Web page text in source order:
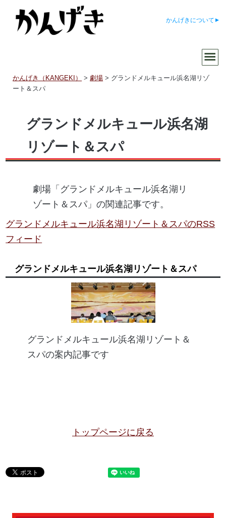
かんげきについて
かんげき（KANGEKI） >劇場 > グランドメルキュール浜名湖リゾ
ート＆スパ
グランドメルキュール浜名湖
リゾート＆スパ
劇場「グランドメルキュール浜名湖リ
ゾート＆スパ」の関連記事です。
グランドメルキュール浜名湖リゾート＆スパのRSS
フィード
グランドメルキュール浜名湖リゾート＆スパ
グランドメルキュール浜名湖リゾート＆
スパの案内記事です
トップページに戻る